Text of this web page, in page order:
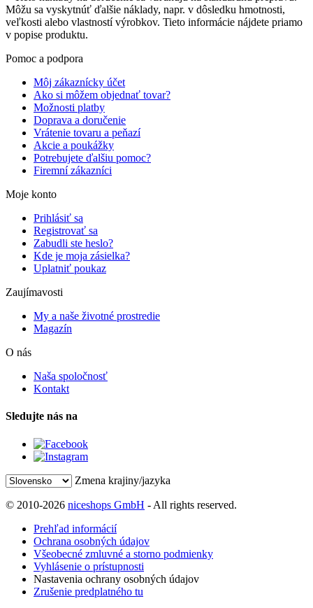
Môžu sa vyskytnúť ďalšie náklady, napr. v dôsledku hmotnosti,
veľkosti alebo vlastností výrobkov. Tieto informácie nájdete priamo
v popise produktu.
Pomoc a podpora
Môj zákaznícky účet
Ako si môžem objednať tovar?
Možnosti platby
Doprava a doručenie
Vrátenie tovaru a peňazí
Akcie a poukážky
Potrebujete ďalšiu pomoc?
Firemní zákazníci
Moje konto
Prihlásiť sa
Registrovať sa
Zabudli ste heslo?
Kde je moja zásielka?
Uplatniť poukaz
Zaujímavosti
My a naše životné prostredie
Magazín
O nás
Naša spoločnosť
Kontakt
Sledujte nás na
Zmena krajiny/jazyka
© 2010-2026 niceshops GmbH - All rights reserved.
Prehľad informácií
Ochrana osobných údajov
Všeobecné zmluvné a storno podmienky
Vyhlásenie o prístupnosti
Nastavenia ochrany osobných údajov
Zrušenie predplatného tu